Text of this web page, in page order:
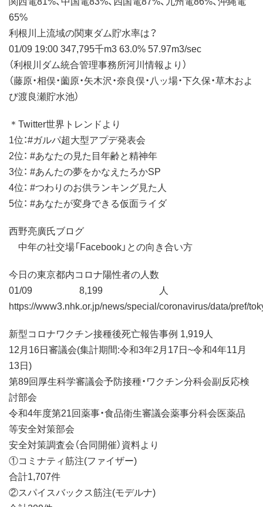
65%
利根川上流域の関東ダム貯水率は？
01/09 19:00 347,795千m3 63.0% 57.97m3/sec
（利根川ダム統合管理事務所河川情報より）
（藤原・相俣・薗原・矢木沢・奈良俣・八ッ場・下久保・草木およ
び渡良瀬貯水池）
＊Twitter世界トレンドより
1位：#ガルパ超大型アプデ発表会
2位： #あなたの見た目年齢と精神年
3位： #あんたの夢をかなえたろかSP
4位： #つわりのお供ランキング見た人
5位： #あなたが変身できる仮面ライダ
西野亮廣氏ブログ
中年の社交場「Facebook」との向き合い方
今日の東京都内コロナ陽性者の人数
01/09 8,199 人
https://www3.nhk.or.jp/news/special/coronavirus/data/pref/
新型コロナワクチン接種後死亡報告事例 1,919人
12月16日審議会(集計期間:令和3年2月17日~令和4年11月
13日)
第89回厚生科学審議会予防接種・ワクチン分科会副反応検
討部会
令和4年度第21回薬事・食品衛生審議会薬事分科会医薬品
等安全対策部会
安全対策調査会（合同開催）資料より
①コミナティ筋注(ファイザー)
合計1,707件
②スパイスバックス筋注(モデルナ)